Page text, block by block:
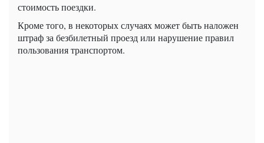
стоимость поездки.
Кроме того, в некоторых случаях может быть наложен
штраф за безбилетный проезд или нарушение правил
пользования транспортом.